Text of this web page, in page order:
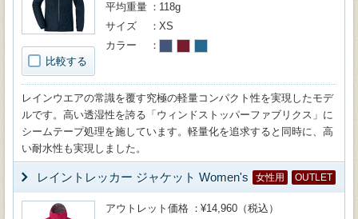
比較する
平均重量
118g
サイズ
XS
カラー
レインウエアの常識を覆す究極の軽量コンパクト性を実現したモデ
ルです。高い透湿性を誇る「ウィンドストッパーファブリクス」に
シームテープ処理を施しています。軽量化を追求すると同時に、高
い耐水性も実現しました。
レイントレッカー ジャケット Women's 女性用 OUTLET
アウトレット価格
¥14,960（税込）